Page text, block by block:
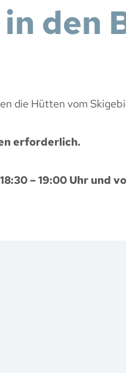
den
die Hütten vom
erforderlich.
– 19:00 Uhr und